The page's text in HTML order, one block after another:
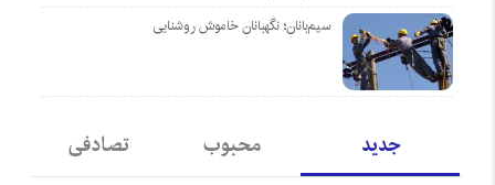
سیم‌بانان؛ نگهبانان خاموش روشنایی
جدید محبوب تصادفی